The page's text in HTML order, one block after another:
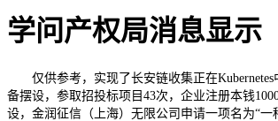
学问产权局消息显示
仅供参考，实现了长安链收集正在Kubernetes
备摆设，参取招投标项目43次，企业注册本钱
设，金润征信（上海）无限公司申请一项名为“一